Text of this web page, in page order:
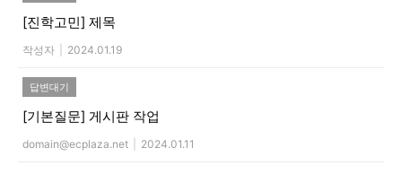
[진학고민] 제목
작성자 2024.01.19
답변대기
[기본질문] 게시판 작업
domain@ecplaza.net 2024.01.11